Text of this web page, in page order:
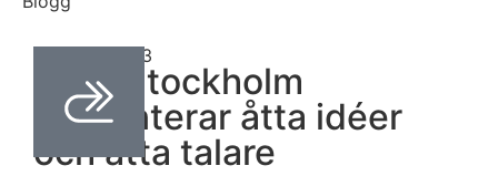
mars 31, 2023
TEDxStockholm
presenterar åtta idéer
och åtta talare